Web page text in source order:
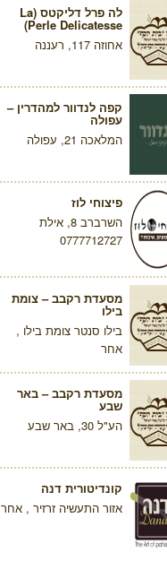
לה פרל דליקטס (La
Perle Delicatesse)
אחוזה 117, רעננה
קפה לנדוור למהדרין –
עפולה
המלאכה 21, עפולה
פיצוחי לוז
השרברב 8, אילת
0777712727
מסעדת רקבב – צומת
בילו
בילו סנטר צומת בילו ,
אחר
מסעדת רקבב – באר
שבע
הע"ל 30, באר שבע
קונדיטורית דנה
אזור התעשיה זרזיר , אחר